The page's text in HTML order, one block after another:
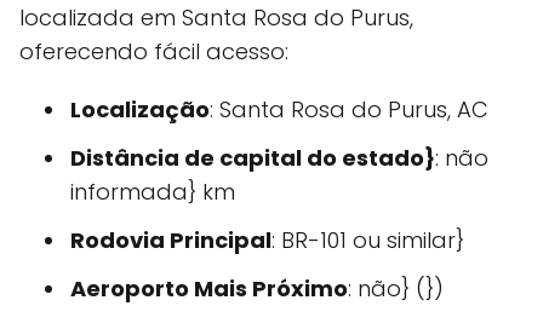
localizada em Santa Rosa do Purus,
oferecendo fácil acesso:
Localização: Santa Rosa do Purus, AC
Distância de capital do estado}: não
informada} km
Rodovia Principal: BR-101 ou similar}
Aeroporto Mais Próximo: não} (})